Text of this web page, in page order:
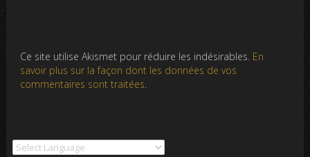
Ce site utilise Akismet pour réduire les indésirables. En
savoir plus sur la façon dont les données de vos
commentaires sont traitées.